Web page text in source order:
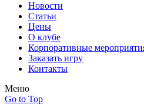
Новости
Статьи
Цены
О клубе
Корпоративные
Заказать игру
Контакты
Меню
Go to Top